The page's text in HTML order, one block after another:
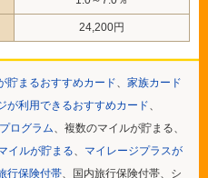
24,200円
貯まるおすすめカード、 家族カード
が利用できるおすすめカード、
ログラム、複数のマイルが貯まる、
イルが貯まる、 マイレージプラスが
行保険付帯、国内旅行保険付帯、シ